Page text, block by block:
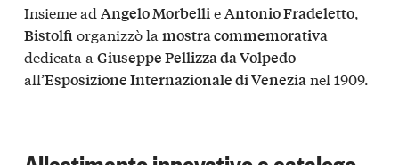
Insieme ad Angelo MorbellieAntonio Fradeletto,
Bistolfiorganizzò la mostra commemorativa
dedicata a Giuseppe Pellizza da Volpedo
all’Esposizione Internazionale di Venezianel 1909.